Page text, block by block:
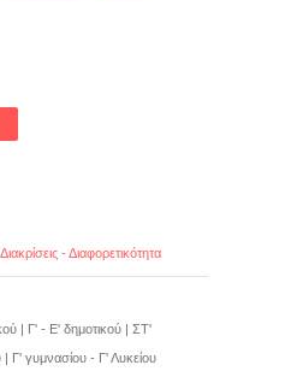
Διακρίσεις - Διαφορετικότητα
| Γ' - Ε' δημοτικού | ΣΤ'
| Γ' γυμνασίου - Γ' Λυκείου